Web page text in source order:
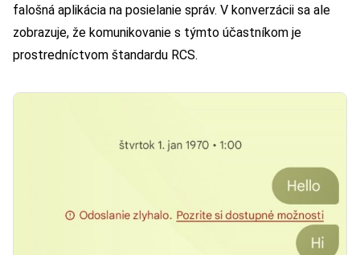
falošná aplikácia na posielanie správ. V konverzácii sa ale
zobrazuje, že komunikovanie s týmto účastníkom je
prostredníctvom štandardu RCS.